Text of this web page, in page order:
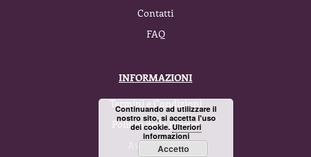
Contatti
FAQ
INFORMAZIONI
Termini e Condizioni
Politica della Privacy
Avviso legale
Continuando ad utilizzare il
nostro sito, si accetta l'uso
dei cookie.Ulteriori
informazioni
Accetto